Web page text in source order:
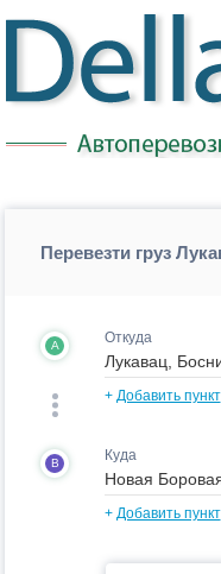
Перевезти груз
A Откуда
+ Добавить пункт
B Куда
+ Добавить пункт